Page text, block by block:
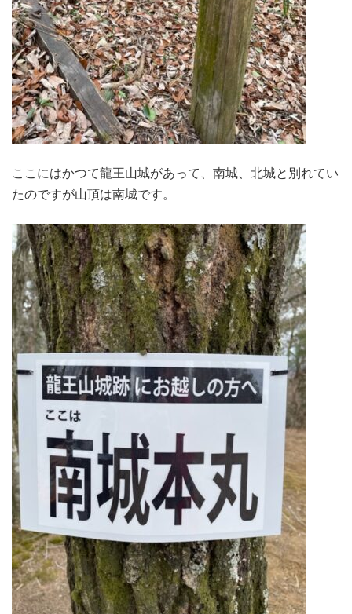
ここにはかつて龍王山城があって、南城、北城と別れてい
たのですが山頂は南城です。